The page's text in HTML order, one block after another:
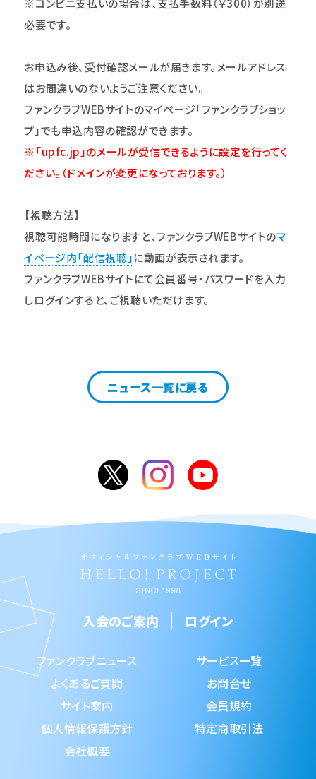
※コンビニ支払いの場合は、支払手数料（￥300）が別途
必要です。
お申込み後、受付確認メールが届きます。メールアドレス
はお間違いのないようご注意ください。
ファンクラブWEBサイトのマイページ「ファンクラブショッ
プ」でも申込内容の確認ができます。
※「upfc.jp」のメールが受信できるように設定を行ってく
ださい。 （ドメインが変更になっております。）
【視聴方法】
視聴可能時間になりますと、ファンクラブWEBサイトのマ
イページ内「配信視聴」に動画が表示されます。
ファンクラブWEBサイトにて会員番号・パスワードを入力
しログインすると、ご視聴いただけます。
ニュース一覧に戻る
入会のご案内 ログイン
ファンクラブニュース
サービス一覧
よくあるご質問
お問合せ
サイト案内
会員規約
個人情報保護方針
特定商取引法
会社概要